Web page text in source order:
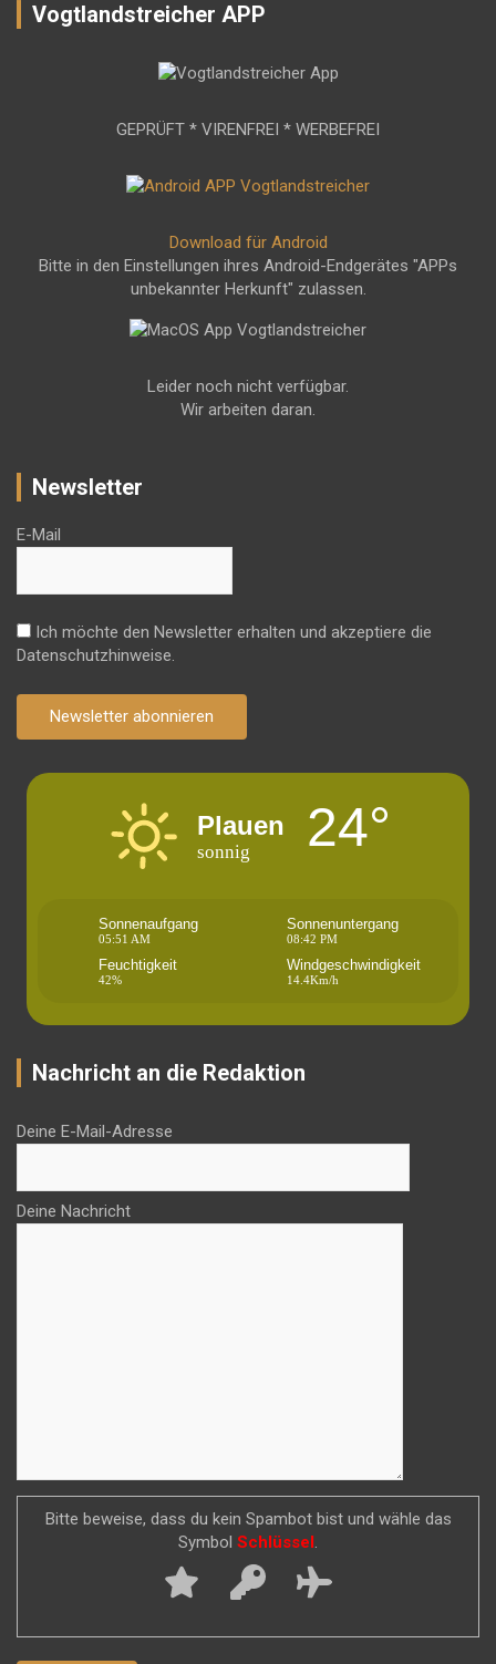
Vogtlandstreicher APP
GEPRÜFT * VIRENFREI * WERBEFREI
Download für Android
Bitte in den Einstellungen ihres Android-Endgerätes "APPs
unbekannter Herkunft" zulassen.
Leider noch nicht verfügbar.
Wir arbeiten daran.
Newsletter
E-Mail
Ich möchte den Newsletter erhalten und akzeptiere die
Datenschutzhinweise.
Newsletter abonnieren
Plauen
sonnig 24°
Sonnenaufgang
05:51 AM
Sonnenuntergang
08:42 PM
Feuchtigkeit
42%
Windgeschwindigkeit
14.4Km/h
Nachricht an die Redaktion
Deine E-Mail-Adresse
Deine Nachricht
Bitte beweise, dass du kein Spambot bist und wähle das
Symbol Schlüssel .